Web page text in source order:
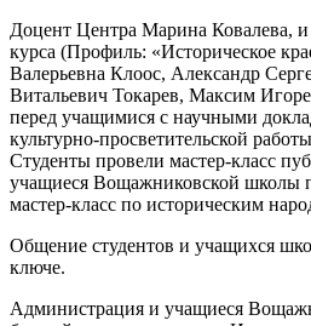
Доцент Центра Марина Ковалева,
курса (Профиль: «Историческое
Валерьевна Клоос, Александр
Витальевич Токарев, Максим
перед учащимися с научными
культурно-просветительской
Студенты провели мастер-класс
учащиеся Вощажниковской школы
мастер-класс по историческим
Общение студентов и учащихся
ключе.
Администрация и учащиеся